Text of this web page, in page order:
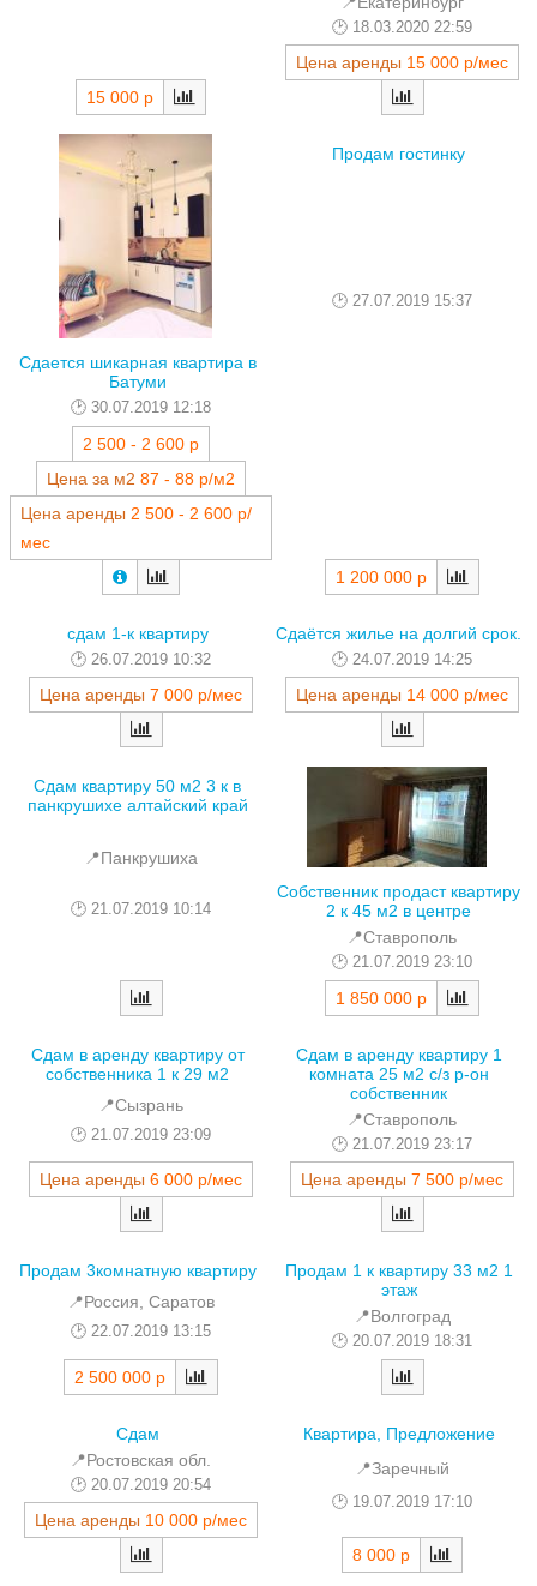
15 000 р
18.03.2020 22:59
Цена аренды 15 000 р/мес
Сдается шикарная квартира в
Батуми
30.07.2019 12:18
2 500 - 2 600 р
Цена за м2 87 - 88 р/м2
Цена аренды 2 500 - 2 600 р/
мес
Продам гостинку
27.07.2019 15:37
1 200 000 р
сдам 1-к квартиру
26.07.2019 10:32
Цена аренды 7 000 р/мес
Сдаётся жилье на долгий срок.
24.07.2019 14:25
Цена аренды 14 000 р/мес
Сдам квартиру 50 м2 3 к в
панкрушихе алтайский край
📍Панкрушиха
21.07.2019 10:14
Собственник продаст квартиру
2 к 45 м2 в центре
📍Ставрополь
21.07.2019 23:10
1 850 000 р
Сдам в аренду квартиру от
собственника 1 к 29 м2
📍Сызрань
21.07.2019 23:09
Цена аренды 6 000 р/мес
Сдам в аренду квартиру 1
комната 25 м2 с/з р-он
собственник
📍Ставрополь
21.07.2019 23:17
Цена аренды 7 500 р/мес
Продам 3комнатную квартиру
📍Россия, Саратов
22.07.2019 13:15
2 500 000 р
Продам 1 к квартиру 33 м2 1
этаж
📍Волгоград
20.07.2019 18:31
Сдам
📍Ростовская обл.
20.07.2019 20:54
Цена аренды 10 000 р/мес
Квартира, Предложение
📍Заречный
19.07.2019 17:10
8 000 р